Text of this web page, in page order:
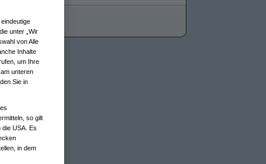
unter „Wir
von Alle
Inhalte
um Ihre
unteren
Sie in
so gilt
die USA. Es
in dem